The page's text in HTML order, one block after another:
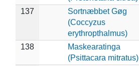
137
Sortnæbbet Gøg
(Coccyzus
erythropthalmus)
138
Maskearatinga
(Psittacara mitratus)